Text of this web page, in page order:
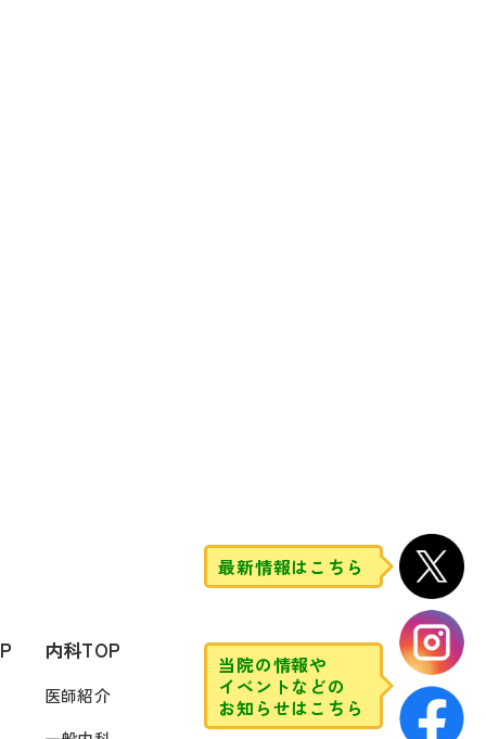
最新情報はこちら
当院の情報や
イベントなどの
お知らせはこちら
内科TOP
医師紹介